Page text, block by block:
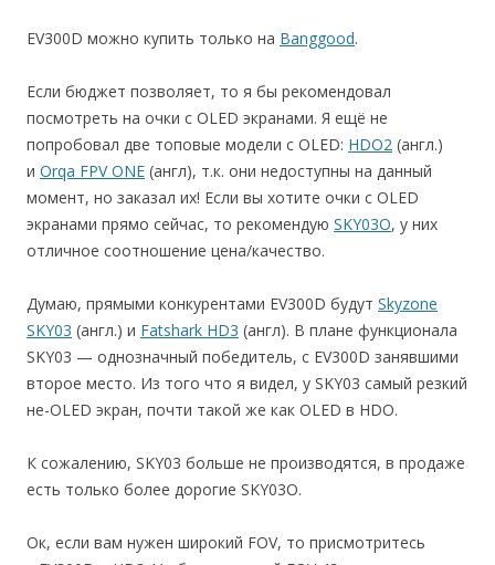
EV300D можно купить только на Banggood.
Если бюджет позволяет, то я бы рекомендовал
посмотреть на очки с OLED экранами. Я ещё не
попробовал две топовые модели с OLED: HDO2 (англ.)
и Orqa FPV ONE (англ), т.к. они недоступны на данный
момент, но заказал их! Если вы хотите очки с OLED
экранами прямо сейчас, то рекомендую SKY03O, у них
отличное соотношение цена/качество.
Думаю, прямыми конкурентами EV300D будут Skyzone
SKY03 (англ.) и Fatshark HD3 (англ). В плане функционала
SKY03 — однозначный победитель, c EV300D занявшими
второе место. Из того что я видел, у SKY03 самый резкий
не-OLED экран, почти такой же как OLED в HDO.
К сожалению, SKY03 больше не производятся, в продаже
есть только более дорогие SKY03O.
Ок, если вам нужен широкий FOV, то присмотритесь